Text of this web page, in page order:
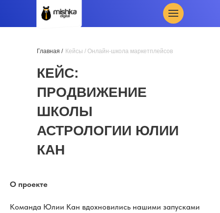
КЕЙС:
ПРОДВИЖЕНИЕ
ШКОЛЫ
АСТРОЛОГИИ ЮЛИИ
КАН
Кейсы / Онлайн-школа маркетплейсов
Главная /
О проекте
Команда Юлии Кан вдохновились нашими запусками